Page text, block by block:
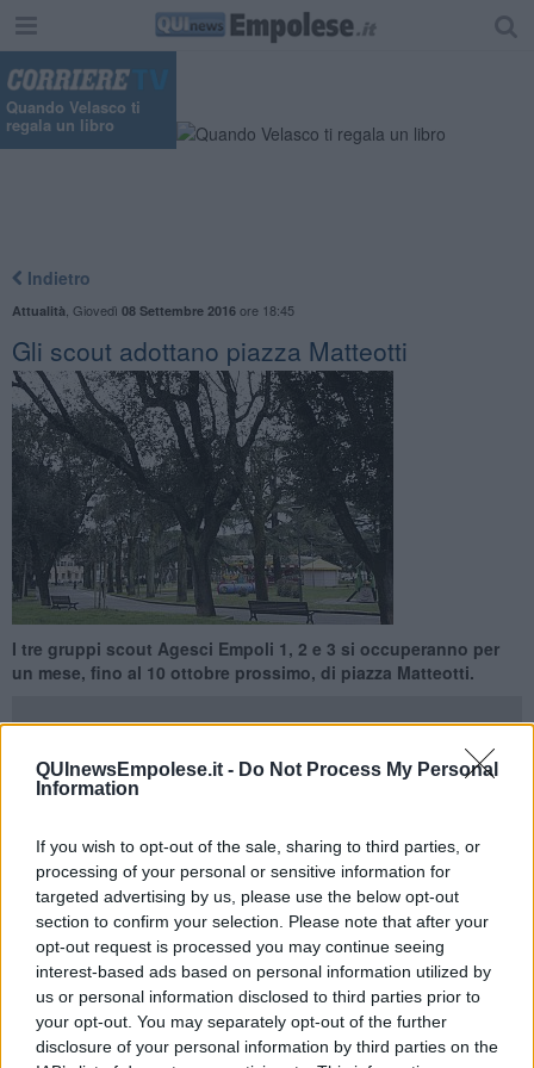
QUInewsEmpolese.it - Do Not Process My Personal
Information
If you wish to opt-out of the sale, sharing to third parties, or
processing of your personal or sensitive information for
targeted advertising by us, please use the below opt-out
section to confirm your selection. Please note that after your
opt-out request is processed you may continue seeing
interest-based ads based on personal information utilized by
us or personal information disclosed to third parties prior to
your opt-out. You may separately opt-out of the further
disclosure of your personal information by third parties on the
Quando Velasco ti
regala un libro
Indietro
Attualità Giovedì 08 Settembre 2016ore 18:45
Gli scout adottano piazza Matteotti
I tre gruppi scout Agesci Empoli 1, 2 e 3 si occuperanno per
un mese, fino al 10 ottobre prossimo, di piazza Matteotti.
previsto a cui si affianca l’opera degli scout i quali si
concentreranno sul particolare cercando di rimuovere tutti quei
piccoli rifiuti che, in modo incivile, vengono gettati a terra. Si va dal
mozzicone di sigaretta, il cui filtro è fatto di un materiale non
biodegradabile, alle piccole cartine, allo scontrino, a residui di vetri
rotti e molto altro.
Questa iniziativa avrà anche funzione di presidio per segnalare
all’amministrazione comunale situazioni di inciviltà.